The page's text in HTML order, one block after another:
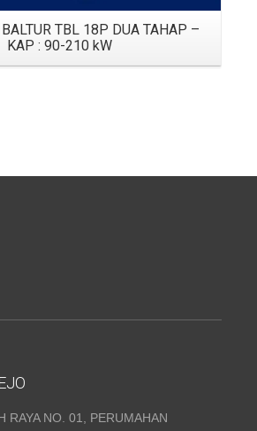
TBL 18P DUA TAHAP –
KAP : 90-210 kW
RAYA NO. 01, PERUMAHAN